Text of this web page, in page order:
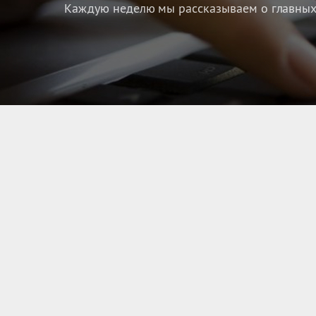
Каждую неделю мы рассказываем о